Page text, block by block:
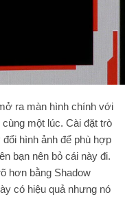
ra màn hình chính với
một lúc. Cài đặt trò
hình ảnh để phù hợp
bạn nên bỏ cái này đi.
hơn bằng Shadow
có hiệu quả nhưng nó